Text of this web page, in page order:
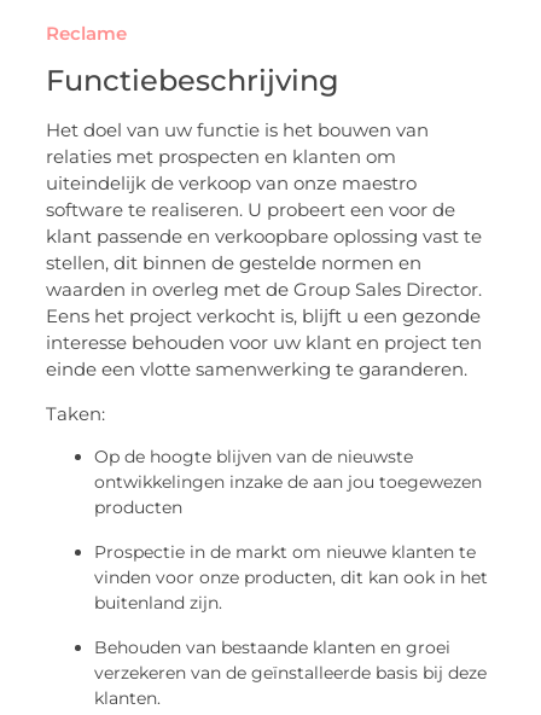
Reclame
Functiebeschrijving
Het doel van uw functie is het bouwen van
relaties met prospecten en klanten om
uiteindelijk de verkoop van onze maestro
software te realiseren. U probeert een voor de
klant passende en verkoopbare oplossing vast te
stellen, dit binnen de gestelde normen en
waarden in overleg met de Group Sales Director.
Eens het project verkocht is, blijft u een gezonde
interesse behouden voor uw klant en project ten
einde een vlotte samenwerking te garanderen.
Taken:
Op de hoogte blijven van de nieuwste
ontwikkelingen inzake de aan jou toegewezen
producten
Prospectie in de markt om nieuwe klanten te
vinden voor onze producten, dit kan ook in het
buitenland zijn.
Behouden van bestaande klanten en groei
verzekeren van de geïnstalleerde basis bij deze
klanten.